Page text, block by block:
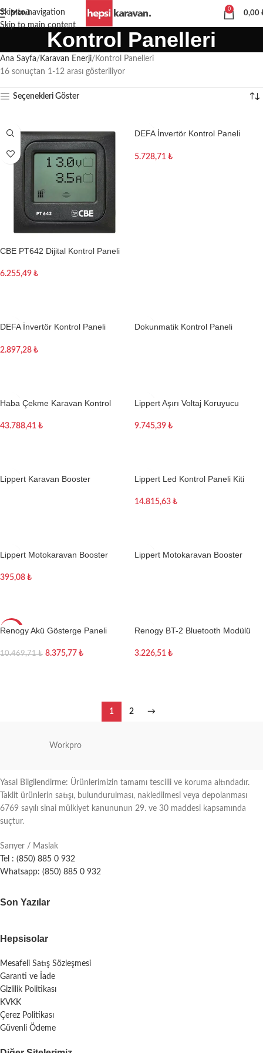
Skip to navigation
Skip to main content
Menü
0
0,00
Kontrol Panelleri
Ana Sayfa Karavan Enerji Kontrol Panelleri
16 sonuçtan 1-12 arası gösteriliyor
Seçenekleri Göster
CBE PT642 Dijital Kontrol Paneli
6.255,49 ₺
DEFA İnvertör Kontrol Paneli
5.728,71 ₺
DEFA İnvertör Kontrol Paneli
2.897,28 ₺
Dokunmatik Kontrol Paneli
Haba Çekme Karavan Kontrol
43.788,41 ₺
Lippert Aşırı Voltaj Koruyucu
9.745,39 ₺
Lippert Karavan Booster Lippert Led Kontrol Paneli Kiti
14.815,63 ₺
Lippert Motokaravan Booster
395,08 ₺
Lippert Motokaravan Booster
-20%
Renogy Akü Gösterge Paneli
10.469,71₺ 8.375,77 ₺
Renogy BT-2 Bluetooth Modülü
3.226,51 ₺
1 2 →
Workpro
Yasal Bilgilendirme: Ürünlerimizin tamamı tescilli ve koruma altındadır.
Taklit ürünlerin satışı, bulundurulması, nakledilmesi veya depolanması
6769 sayılı sinai mülkiyet kanununun 29. ve 30 maddesi kapsamında
suçtur.
Sarıyer / Maslak
Tel : (850) 885 0 932
Whatsapp: (850) 885 0 932
Son Yazılar
Hepsisolar
Mesafeli Satış Sözleşmesi
Garanti ve İade
Gizlilik Politikası
KVKK
Çerez Politikası
Güvenli Ödeme